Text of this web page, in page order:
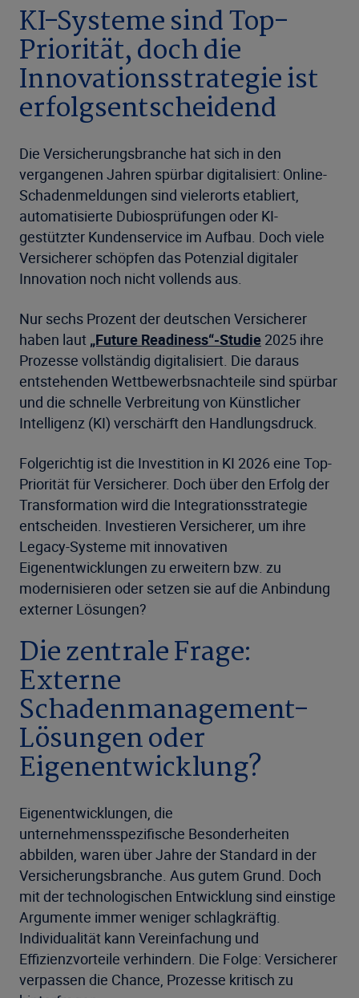
KI-Systeme sind Top-
Priorität, doch die
Innovationsstrategie ist
erfolgsentscheidend
Die Versicherungsbranche hat sich in den
vergangenen Jahren spürbar digitalisiert: Online-
Schadenmeldungen sind vielerorts etabliert,
automatisierte Dubiosprüfungen oder KI-
gestützter Kundenservice im Aufbau. Doch viele
Versicherer schöpfen das Potenzial digitaler
Innovation noch nicht vollends aus.
Nur sechs Prozent der deutschen Versicherer
haben laut „Future Readiness“-Studie 2025 ihre
Prozesse vollständig digitalisiert. Die daraus
entstehenden Wettbewerbsnachteile sind spürbar
und die schnelle Verbreitung von Künstlicher
Intelligenz (KI) verschärft den Handlungsdruck.
Folgerichtig ist die Investition in KI 2026 eine Top-
Priorität für Versicherer. Doch über den Erfolg der
Transformation wird die Integrationsstrategie
entscheiden. Investieren Versicherer, um ihre
Legacy-Systeme mit innovativen
Eigenentwicklungen zu erweitern bzw. zu
modernisieren oder setzen sie auf die Anbindung
externer Lösungen?
Die zentrale Frage:
Externe
Schadenmanagement-
Lösungen oder
Eigenentwicklung?
Eigenentwicklungen, die
unternehmensspezifische Besonderheiten
abbilden, waren über Jahre der Standard in der
Versicherungsbranche. Aus gutem Grund. Doch
mit der technologischen Entwicklung sind einstige
Argumente immer weniger schlagkräftig.
Individualität kann Vereinfachung und
Effizienzvorteile verhindern. Die Folge: Versicherer
verpassen die Chance, Prozesse kritisch zu